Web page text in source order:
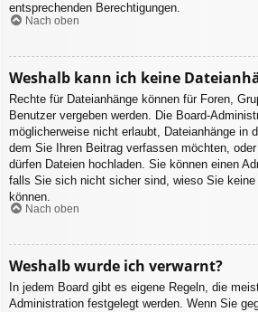
entsprechenden Berechtigungen.
Nach oben
Weshalb kann ich keine
Rechte für Dateianhänge können für Foren,
Benutzer vergeben werden. Die Board-
möglicherweise nicht erlaubt, Dateianhänge in
dem Sie Ihren Beitrag verfassen möchten,
dürfen Dateien hochladen. Sie können einen
falls Sie sich nicht sicher sind, wieso Sie keine
können.
Nach oben
Weshalb wurde ich verwarnt?
In jedem Board gibt es eigene Regeln, die
Administration festgelegt werden. Wenn Sie